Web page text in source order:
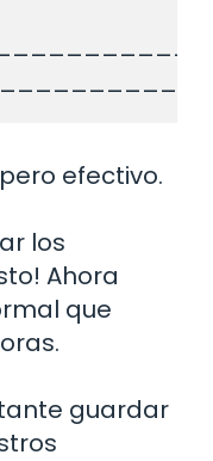
efectivo.
los
Ahora
que
guardar